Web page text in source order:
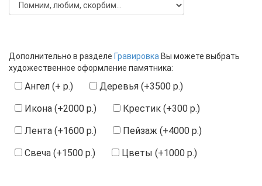
Дополнительно в разделе Гравировка Вы можете выбрать
художественное оформление памятника:
Ангел (+ р.)
Деревья (+3500 р.)
Икона (+2000 р.)
Крестик (+300 р.)
Лента (+1600 р.)
Пейзаж (+4000 р.)
Свеча (+1500 р.)
Цветы (+1000 р.)